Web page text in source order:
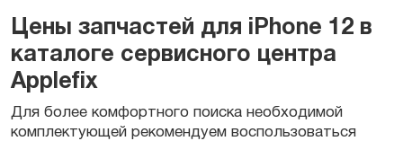
Цены запчастей для iPhone 12 в
каталоге сервисного центра
Applefix
Для более комфортного поиска необходимой
комплектующей рекомендуем воспользоваться